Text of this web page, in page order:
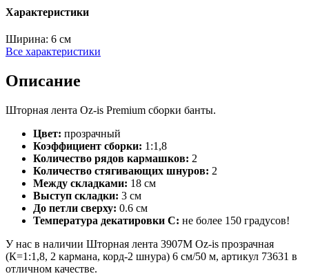
Характеристики
Ширина: 6 см
Все характеристики
Описание
Шторная лента Oz-is Premium сборки банты.
Цвет: прозрачный
Коэффициент сборки: 1:1,8
Количество рядов кармашков: 2
Количество стягивающих шнуров: 2
Между складками: 18 см
Выступ складки: 3 см
До петли сверху: 0.6 см
Температура декатировки С: не более 150 градусов!
У нас в наличии Шторная лента 3907M Oz-is прозрачная
(К=1:1,8, 2 кармана, корд-2 шнура) 6 см/50 м, артикул 73631 в
отличном качестве.